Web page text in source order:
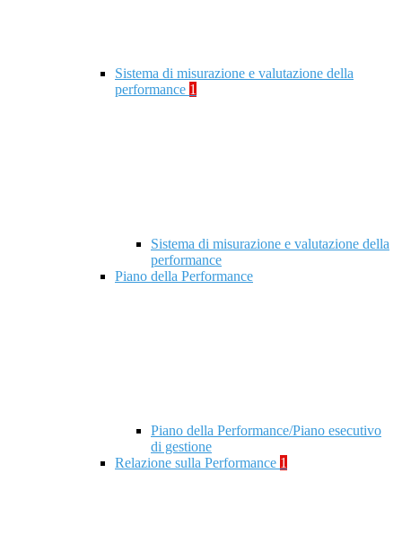
Sistema di misurazione e valutazione della
performance 1
Sistema di misurazione e valutazione della
performance
Piano della Performance
Piano della Performance/Piano esecutivo
di gestione
Relazione sulla Performance 1